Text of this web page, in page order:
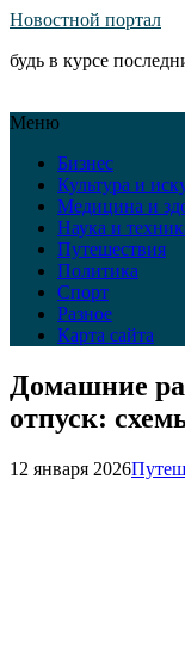
Новостной портал
будь в курсе
Меню
Бизнес
Культура и
Медицина и
Наука и
Путешествия
Политика
Спорт
Разное
Карта сайта
Домашние
отпуск:
12 января 2026